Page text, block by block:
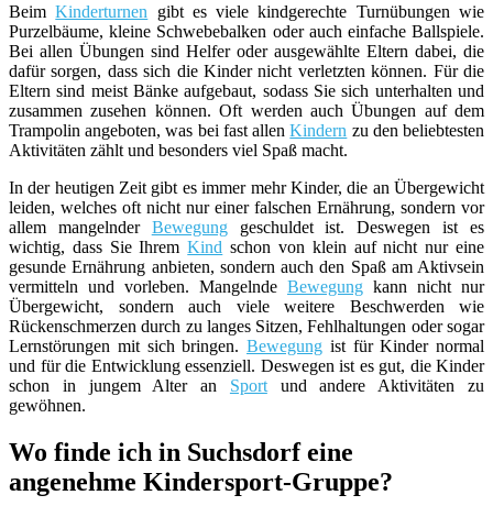
BeimKinderturnen gibt es viele kindgerechte Turnübungen wie
Purzelbäume, kleine Schwebebalken oder auch einfache Ballspiele.
Bei allen Übungen sind Helfer oder ausgewählte Eltern dabei, die
dafür sorgen, dass sich die Kinder nicht verletzten können. Für die
Eltern sind meist Bänke aufgebaut, sodass Sie sich unterhalten und
zusammen zusehen können. Oft werden auch Übungen auf dem
Trampolin angeboten, was bei fast allenKindern zu den beliebtesten
Aktivitäten zählt und besonders viel Spaß macht.
In der heutigen Zeit gibt es immer mehr Kinder, die an Übergewicht
leiden, welches oft nicht nur einer falschen Ernährung, sondern vor
allem mangelnder Bewegunggeschuldet ist. Deswegen ist es
wichtig, dass Sie IhremKind schon von klein auf nicht nur eine
gesunde Ernährung anbieten, sondern auch den Spaß am Aktivsein
vermitteln und vorleben. Mangelnde Bewegung kann nicht nur
Übergewicht, sondern auch viele weitere Beschwerden wie
Rückenschmerzen durch zu langes Sitzen, Fehlhaltungen oder sogar
Lernstörungen mit sich bringen. Bewegung ist für Kinder normal
und für die Entwicklung essenziell. Deswegen ist es gut, die Kinder
schon in jungem Alter an Sportund andere Aktivitäten zu
gewöhnen.
Wo finde ich in Suchsdorf eine
angenehme Kindersport-Gruppe?